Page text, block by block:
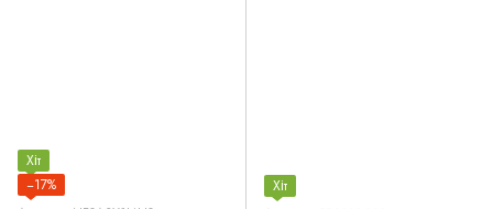
Хіт
−17%
Хіт